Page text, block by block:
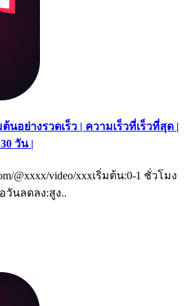
อย่างรวดเร็ว | ความเร็วที่เร็วที่สุด |
วัน |
@xxxx/video/xxxเริ่มต้น:0-1 ชั่วโมง
วันลดลง:สูง..